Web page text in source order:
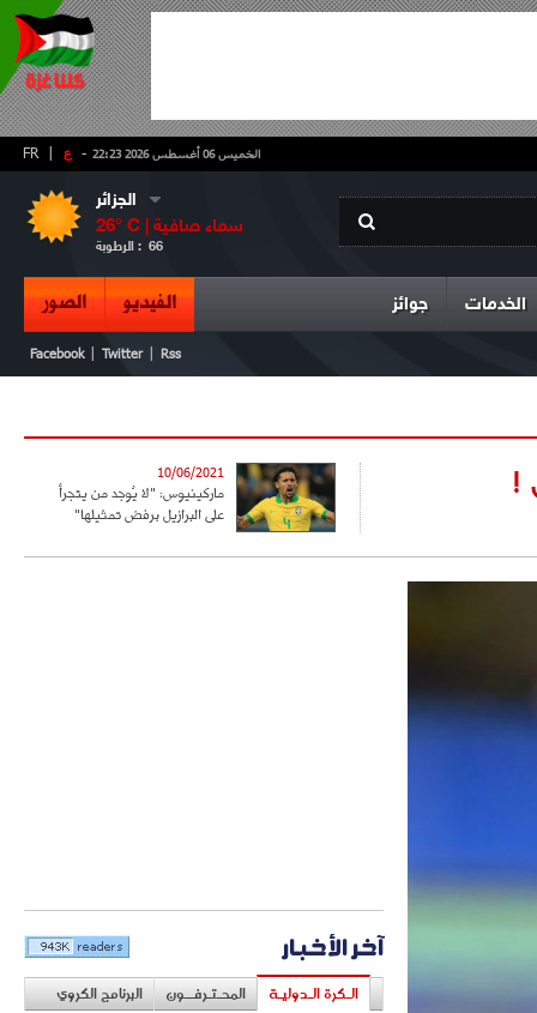
- ع FR الخميس 06 أغسطس 2026 22:23
الجزائر
26° C | سماء صافية
الرطوبة : 66
الخدمات جوائز الفيديو الصور
Facebook Twitter Rss
!
10/06/2021
ماركينيوس: "لا يُوجد من يتجرأ
على البرازيل برفض تمثيلها"
آخر الأخبار
الـكرة الـدوليـة المحـتـرفــون البرنامج الكروي